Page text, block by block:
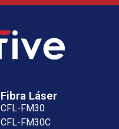
Fibra Láser
CFL-FM30
CFL-FM30C